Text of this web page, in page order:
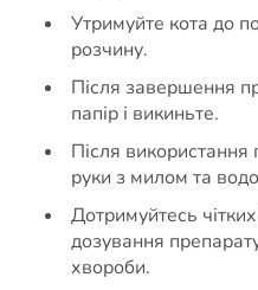
Утримуйте кота до
розчину.
Після завершення
папір і викиньте.
Після
руки з милом та
Дотримуйтесь
дозування
хвороби.